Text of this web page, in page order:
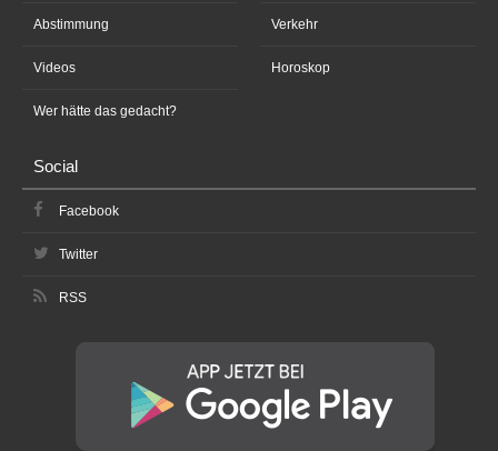
Abstimmung
Videos
Wer hätte das gedacht?
Verkehr
Horoskop
Social
Facebook
Twitter
RSS